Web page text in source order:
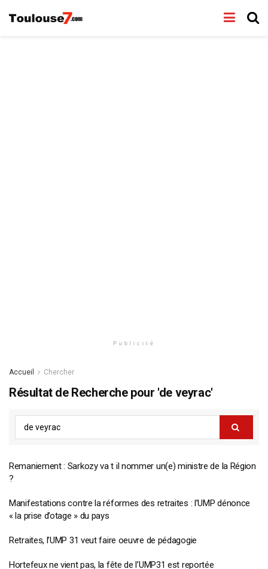
Publicité
Accueil Chercher
Résultat de Recherche pour 'de veyrac'
Remaniement : Sarkozy va t il nommer un(e) ministre de la Région
?
Manifestations contre la réformes des retraites : l’UMP dénonce
« la prise d’otage » du pays
Retraites, l’UMP 31 veut faire oeuvre de pédagogie
Hortefeux ne vient pas, la fête de l’UMP31 est reportée